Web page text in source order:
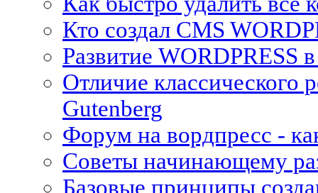
Кто создал CMS
Развитие WORDPRESS
Отличие классического
Gutenberg
Форум на вордпресс -
Советы начинающему
Базовые принципы